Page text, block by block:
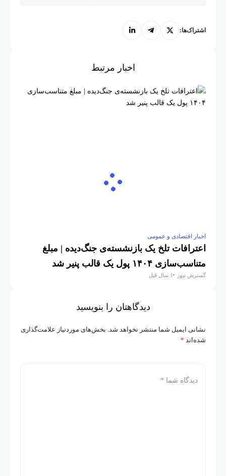
اشتراک‌ها:
اخبار مرتبط
اخبار اقتصادی و عمومی
اعترافات تلخ یک بازنشسته‌ی جنگ‌دیده | مبلغ
متناسب‌سازی ۱۴۰۴ پول یک قالب پنیر شد
گسترش نیوز 1 سال قبل
دیدگاهتان را بنویسید
نشانی ایمیل شما منتشر نخواهد شد.
بخش‌های موردنیاز علامت‌گذاری
شده‌اند *